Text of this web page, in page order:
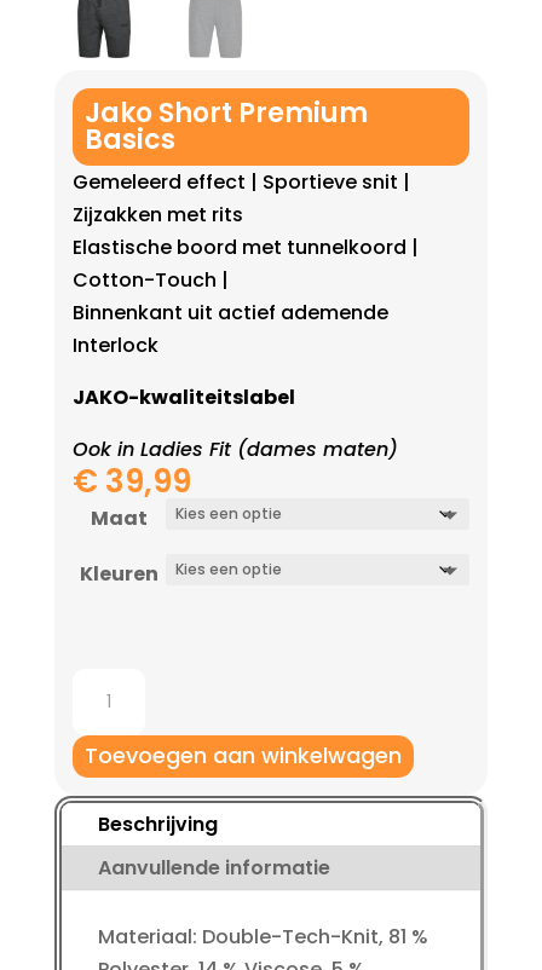
Jako Short Premium
Basics
Gemeleerd effect | Sportieve snit |
Zijzakken met rits
Elastische boord met tunnelkoord |
Cotton-Touch |
Binnenkant uit actief ademende
Interlock
JAKO-kwaliteitslabel
Ook in Ladies Fit (dames maten)
€ 39,99
Maat
Kleuren
Short
Premium
Basics
aantal
Toevoegen aan winkelwagen
Beschrijving
Aanvullende informatie
Materiaal: Double-Tech-Knit, 81 %